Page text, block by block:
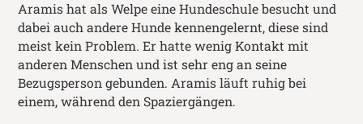
Aramis hat als Welpe eine Hundeschule besucht und
dabei auch andere Hunde kennengelernt, diese sind
meist kein Problem. Er hatte wenig Kontakt mit
anderen Menschen und ist sehr eng an seine
Bezugsperson gebunden. Aramis läuft ruhig bei
einem, während den Spaziergängen.